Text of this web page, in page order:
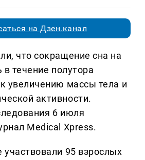
на Дзен.канал
что сокращение сна на
течение полутора
увеличению массы тела и
активности.
6 июля
Medical Xpress.
участвовали 95 взрослых